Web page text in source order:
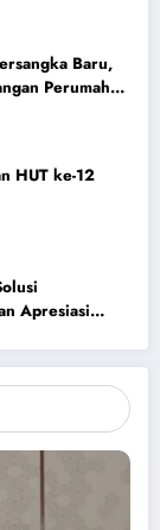
Baru,
Perumahan
HUT ke-12
Apresiasi